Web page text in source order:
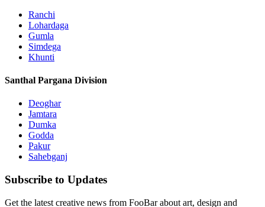
Ranchi
Lohardaga
Gumla
Simdega
Khunti
Santhal Pargana Division
Deoghar
Jamtara
Dumka
Godda
Pakur
Sahebganj
Subscribe to Updates
Get the latest creative news from FooBar about art, design and